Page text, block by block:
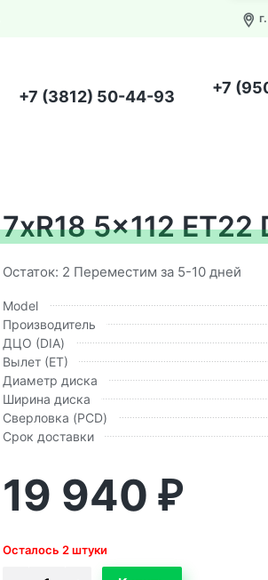
+7 (3812) 50-44-93 +7
7xR18 5x112 ET22
Остаток: 2 Переместим за 5-10 дней
Model
Производитель
ДЦО (DIA)
Вылет (ЕТ)
Диаметр диска
Ширина диска
Сверловка (PCD)
Срок доставки
19 940 ₽
Осталось 2 штуки